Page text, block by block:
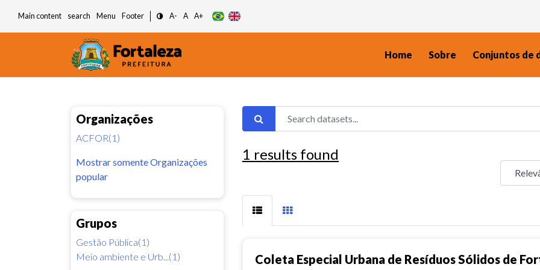
Main content search Menu Footer A- A A+
Home Sobre Conjuntos de
Organizações
ACFOR(1)
Mostrar somente Organizações
popular
Grupos
Gestão Pública(1)
Meio ambiente e Urb...(1)
1 results found
Coleta Especial Urbana de Resíduos Sólidos de